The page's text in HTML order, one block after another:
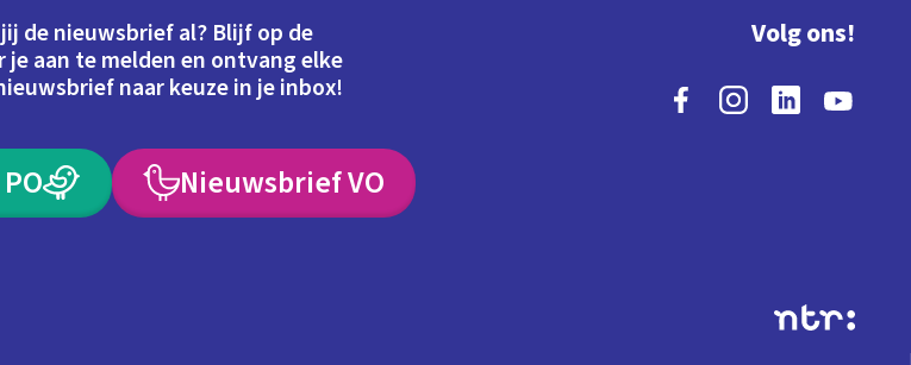
de nieuwsbrief al? Blijf op de
aan te melden en ontvang elke
naar keuze in je inbox!
Nieuwsbrief VO
Volg ons!